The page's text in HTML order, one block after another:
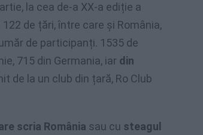
la cea de-a XX-a ediție a
de țări, între care și România,
de participanți. 1535 de
715 din Germania, iar din
de la un club din țară, Ro Club
scria România sau cu steagul